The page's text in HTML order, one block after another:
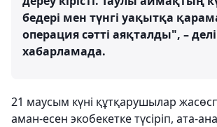
бедері мен түнгі уақытқа
операция сәтті аяқталды", –
хабарламада.
21 маусым күні құтқарушылар
аман-есен экобекетке түсіріп, ата-